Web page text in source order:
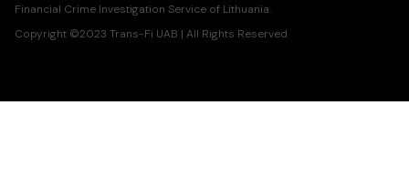
Financial Crime Investigation Service of Lithuania.
Copyright ©2023 Trans-Fi UAB | All Rights Reserved